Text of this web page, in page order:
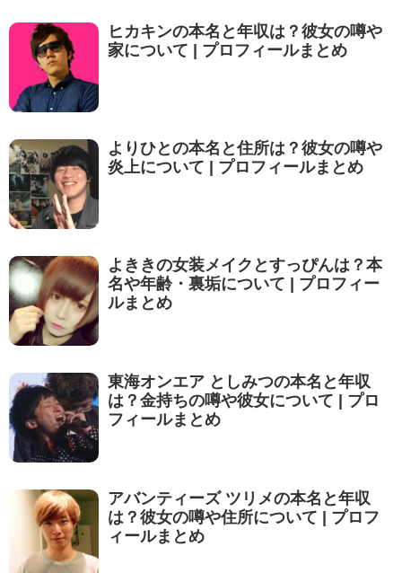
ヒカキンの本名と年収は？彼女の噂や
家について | プロフィールまとめ
よりひとの本名と住所は？彼女の噂や
炎上について | プロフィールまとめ
よききの女装メイクとすっぴんは？本
名や年齢・裏垢について | プロフィー
ルまとめ
東海オンエア としみつの本名と年収
は？金持ちの噂や彼女について | プロ
フィールまとめ
アバンティーズ ツリメの本名と年収
は？彼女の噂や住所について | プロフ
ィールまとめ